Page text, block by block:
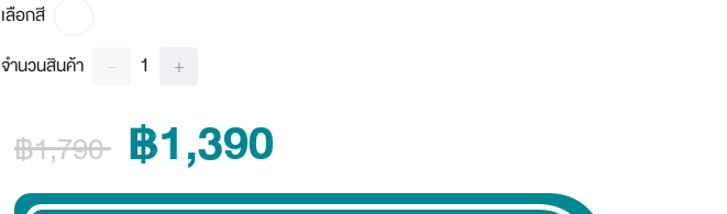
เลือกสี
จำนวนสินค้า
- 1 +
฿1,790 ฿1,390